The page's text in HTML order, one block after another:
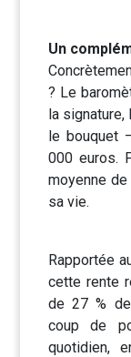
Un
? Le
la
le bouquet
000 euros.
moyenne
sa vie.
Rapportée
cette rente
de 27 %
coup de
quotidien,